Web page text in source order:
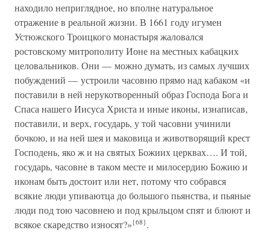
находило неприглядное, но вполне натуральное
отражение в реальной жизни. В 1661 году игумен
Устюжского Троицкого монастыря жаловался
ростовскому митрополиту Ионе на местных кабацких
целовальников. Они — можно думать, из самых лучших
побуждений — устроили часовню прямо над кабаком «и
поставили в ней нерукотворенный образ Господа Бога и
Спаса нашего Иисуса Христа и иные иконы, изнаписав,
поставили, и верх, государь, у той часовни учинили
бочкою, и на ней шея и маковица и животворящий крест
Господень, яко ж и на святых Божиих церквах…. И той,
государь, часовне в таком месте и милосердию Божию и
иконам быть достоит или нет, потому что собрався
всякие люди упиваютца до большого пьянства, и пьяные
люди под тою часовнею и под крыльцом спят и блюют и
всякое скаредство износят?»{68}.